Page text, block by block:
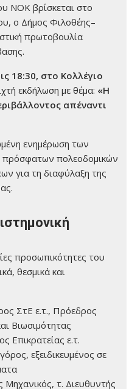
ΝΟΚ βρίσκεται στο
ο Δήμος Φιλοθέης–
πρωτοβουλία
18:30, στο Κολλέγιο
εκδήλωση με θέμα: «Η
απέναντι
ενημέρωση των
πρόσφατων πολεοδομικών
για τη διαφύλαξη της
προσωπικότητες του
θεσμικά και
ΣτΕ ε.τ., Πρόεδρος
Βιωσιμότητας
Επικρατείας ε.τ.
εξειδικευμένος σε
Μηχανικός, τ. Διευθυντής